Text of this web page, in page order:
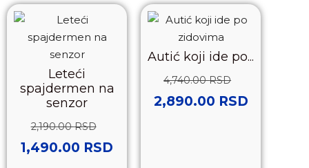
Leteći
spajdermen na
senzor
2,190.00RSD
1,490.00 RSD
Autić koji ide po...
4,740.00RSD
2,890.00 RSD